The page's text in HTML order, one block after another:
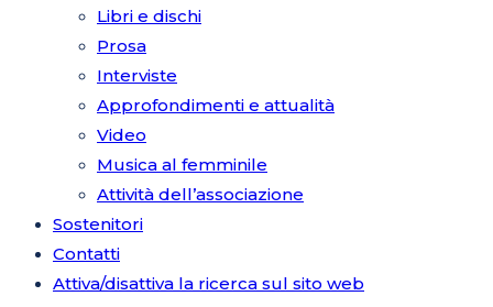
Libri e dischi
Prosa
Interviste
Approfondimenti e attualità
Video
Musica al femminile
Attività dell’associazione
Sostenitori
Contatti
Attiva/disattiva la ricerca sul sito web